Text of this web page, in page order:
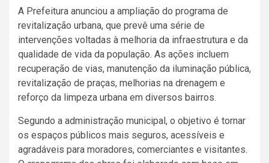
A Prefeitura anunciou a ampliação do programa de
revitalização urbana, que prevê uma série de
intervenções voltadas à melhoria da infraestrutura e da
qualidade de vida da população. As ações incluem
recuperação de vias, manutenção da iluminação pública,
revitalização de praças, melhorias na drenagem e
reforço da limpeza urbana em diversos bairros.
Segundo a administração municipal, o objetivo é tornar
os espaços públicos mais seguros, acessíveis e
agradáveis para moradores, comerciantes e visitantes.